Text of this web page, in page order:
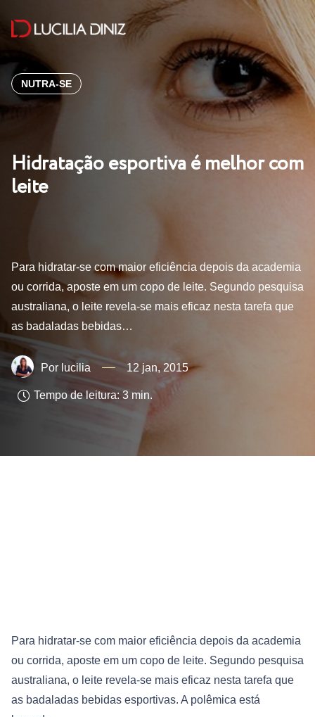
NUTRA-SE
Hidratação esportiva é melhor com
leite
Para hidratar-se com maior eficiência depois da academia
ou corrida, aposte em um copo de leite. Segundo pesquisa
australiana, o leite revela-se mais eficaz nesta tarefa que
as badaladas bebidas…
lucilia 12 jan, 2015
Tempo de leitura: 3 min.
Para hidratar-se com maior eficiência depois da academia
ou corrida, aposte em um copo de leite. Segundo pesquisa
australiana, o leite revela-se mais eficaz nesta tarefa que
as badaladas bebidas esportivas. A polêmica está